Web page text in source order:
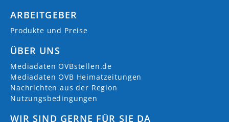
ARBEITGEBER
Produkte und Preise
ÜBER UNS
Mediadaten OVBstellen.de
Mediadaten OVB Heimatzeitungen
Nachrichten aus der Region
Nutzungsbedingungen
WIR SIND GERNE FÜR SIE DA